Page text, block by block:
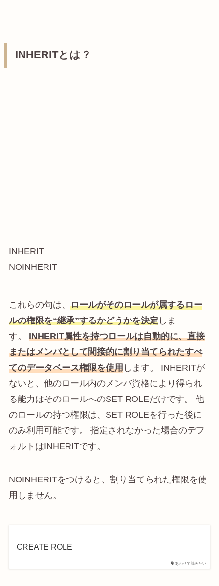
INHERITとは？
INHERIT
NOINHERIT
これらの句は、 ロールがそのロールが属するロー
ルの権限を“継承”するかどうかを決定しま
す。 INHERIT属性を持つロールは自動的に、直接
またはメンバとして間接的に割り当てられたすべ
てのデータベース権限を使用します。 INHERITが
ないと、他のロール内のメンバ資格により得られ
る能力はそのロールへのSET ROLEだけです。 他
のロールの持つ権限は、 SET ROLEを行った後に
のみ利用可能です。 指定されなかった場合のデフ
ォルトはINHERITです。
NOINHERITをつけると、割り当てられた権限を使
用しません。
あわせて読みたい
CREATE ROLE